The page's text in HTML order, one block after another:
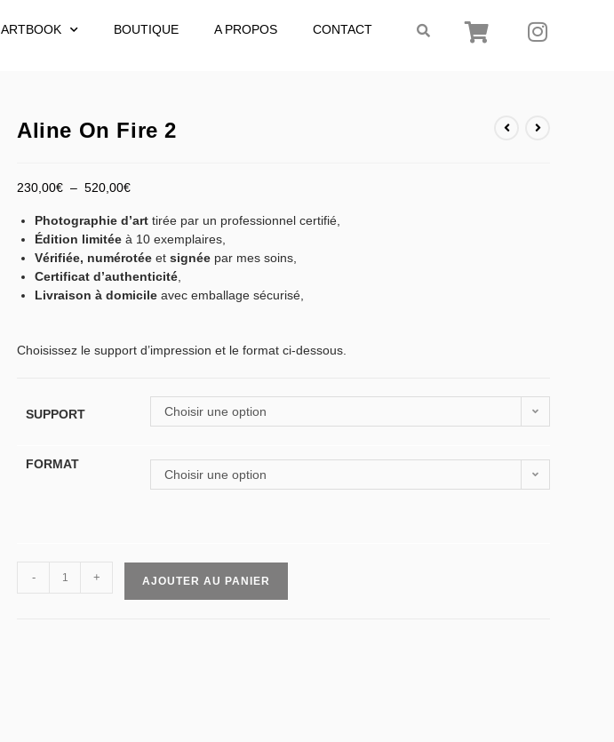
ARTBOOK BOUTIQUE A PROPOS CONTACT
Aline On Fire 2
230,00€ – 520,00€
Photographie d’art tirée par un professionnel certifié,
Édition limitée à 10 exemplaires,
Vérifiée, numérotée et signée par mes soins,
Certificat d’authenticité
Livraison à domicile avec emballage sécurisé,
Choisissez le support d’impression et le format ci-dessous.
SUPPORT Choisir une option
FORMAT
Choisir une option
- + AJOUTER AU PANIER